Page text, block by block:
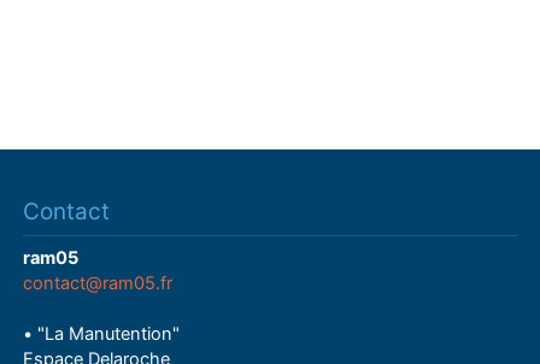
Contact
ram05
contact@ram05.fr
• "La Manutention"
Espace Delaroche